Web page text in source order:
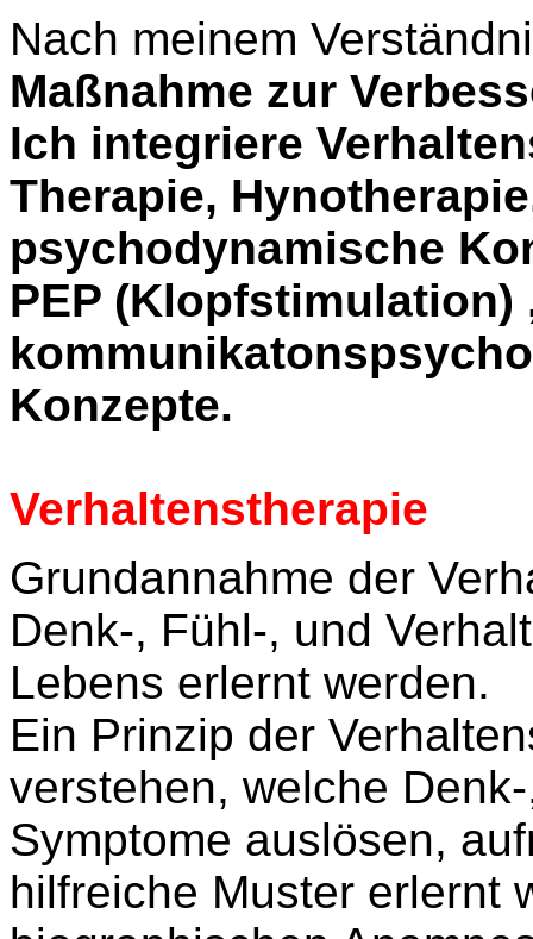
Nach meinem
Maßnahme zur
Ich integriere
Therapie,
psychodynamische
PEP (Klopfstimulation)
Konzepte.
Verhaltenstherapie
Grundannahme der
Denk-, Fühl-, und
Lebens erlernt werden.
Ein Prinzip der
verstehen, welche
Symptome auslösen,
hilfreiche Muster erlernt